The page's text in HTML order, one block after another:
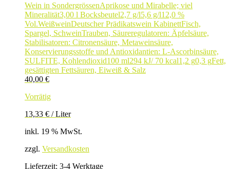
Wein in SondergrössenAprikose und Mirabelle; viel
Mineralität3,00 l Bocksbeutel2,7 g/l5,6 g/l12,0 %
Vol.WeißweinDeutscher Prädikatswein KabinettFisch,
Spargel, SchweinTrauben, Säureregulatoren: Äpfelsäure,
Stabilisatoren: Citronensäure, Metaweinsäure,
Konservierungsstoffe und Antioxidantien: L-Ascorbinsäure,
SULFITE, Kohlendioxid100 ml294 kJ/ 70 kcal1,2 g0,3 gFett,
gesättigten Fettsäuren, Eiweiß & Salz
40,00 €
Vorrätig
13,33 € /Liter
inkl. 19 % MwSt.
zzgl. Versandkosten
Lieferzeit: 3-4 Werktage